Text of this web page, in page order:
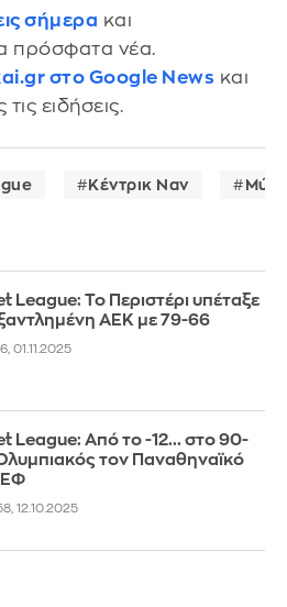
σήμερα και
πρόσφατα νέα.
στο Google News και
ειδήσεις.
Κέντρικ Ναν
League: Το Περιστέρι υπέταξε
ΑΕΚ με 79-66
01.11.2025
League: Από το -12... στο 90-
τον Παναθηναϊκό
12.10.2025